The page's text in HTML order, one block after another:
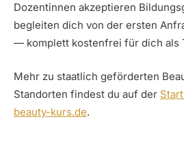
Dozentinnen akzeptieren
begleiten dich von der ersten
— komplett kostenfrei für dich als
Mehr zu staatlich geförderten
Standorten findest du auf der
beauty-kurs.de.